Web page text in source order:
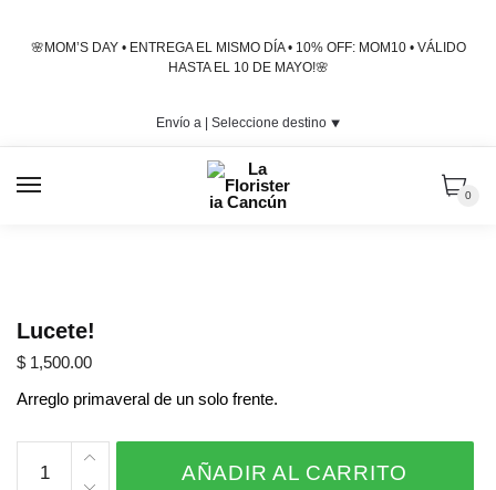
🌸MOM’S DAY • ENTREGA EL MISMO DÍA • 10% OFF: MOM10 • VÁLIDO
HASTA EL 10 DE MAYO!🌸
Envío a | Seleccione destino⯆
0
Lucete!
$ 1,500.00
Arreglo primaveral de un solo frente.
cantidad
AÑADIR AL CARRITO